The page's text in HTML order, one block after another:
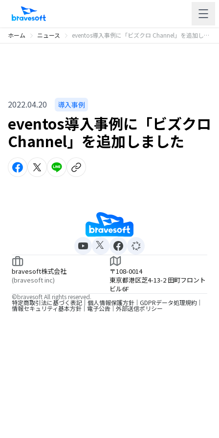
ホーム ニュース eventos導入事例に「ビズクロ Channel」を追加しました
2022.04.20 導入事例
eventos導入事例に「ビズクロ
Channel」を追加しました
bravesoft株式会社
(bravesoft inc)
〒108-0014
東京都港区芝4-13-2 田町フロント
ビル6F
特定商取引法に基づく表記 個人情報保護方針 GDPRデータ処理規約
情報セキュリティ基本方針 電子公告 外部送信ポリシー
©bravesoft All rights reserved.